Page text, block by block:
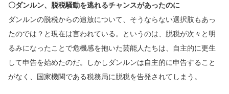
〇ダンルン、脱税騒動を逃れるチャンスがあったのに
ダンルンの脱税からの追放について、そうならない選択肢もあっ
たのでは？と現在は言われている。というのは、脱税が次々と明
るみになったことで危機感を抱いた芸能人たちは、自主的に更生
して申告を始めたのだ。しかしダンルンは自主的に申告すること
がなく、国家機関である税務局に脱税を告発されてしまう。